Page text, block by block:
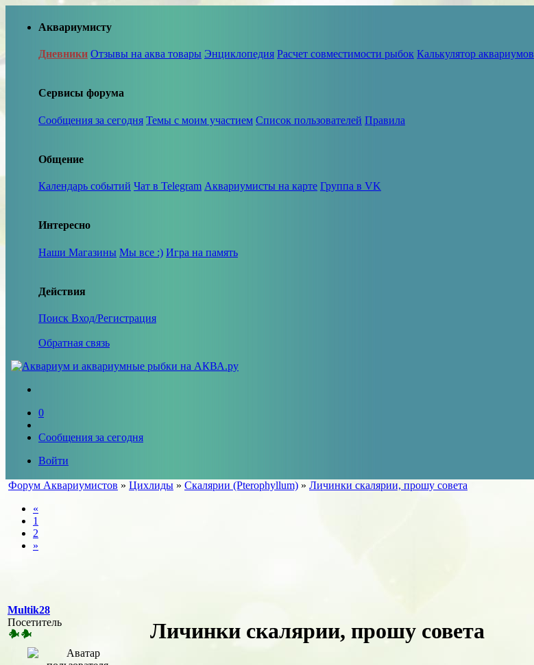
Аквариумисту
Дневники Отзывы на аква товары Энциклопедия Расчет совместимости рыбок Калькулятор аквариумов
Сервисы форума
Сообщения за сегодня Темы с моим участием Список пользователей Правила
Общение
Календарь событий Чат в Telegram Аквариумисты на карте Группа в VK
Интересно
Наши Магазины Мы все :) Игра на память
Действия
Поиск Вход/Регистрация
Обратная связь
0
Сообщения за сегодня
Войти
Форум Аквариумистов » Цихлиды » Скалярии (Pterophyllum) » Личинки скалярии, прошу совета
«
1
2
»
Multik28
Посетитель
Личинки скалярии, прошу совета